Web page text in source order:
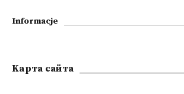
Informacje
Kарта сайта